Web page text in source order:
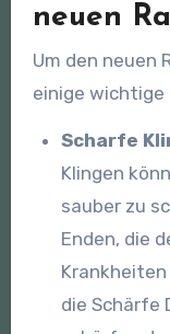
neuen
Um den neuen
einige wichtige
Scharfe
Klingen
sauber zu
Enden, die
die Schärfe